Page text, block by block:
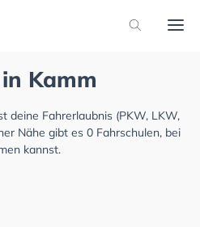
Kamm
deine Fahrerlaubnis (PKW, LKW,
Nähe gibt es 0 Fahrschulen, bei
kannst.